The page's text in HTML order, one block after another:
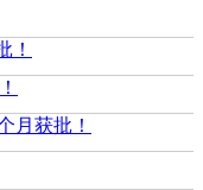
！
月获批！